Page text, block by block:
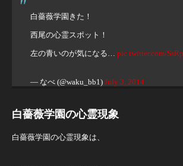
白薔薇学園きた！
西尾の心霊スポット！
左の青いのが気になる… pic.twitter.com/
— なべ (@waku_bb1) July 3, 2014
白薔薇学園の心霊現象
白薔薇学園の心霊現象は、